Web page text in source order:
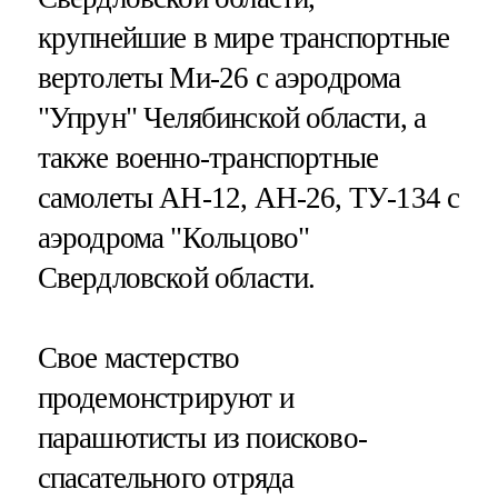
крупнейшие в мире транспортные
вертолеты Ми-26 с аэродрома
"Упрун" Челябинской области, а
также военно-транспортные
самолеты АН-12, АН-26, ТУ-134 с
аэродрома "Кольцово"
Свердловской области.
Свое мастерство
продемонстрируют и
парашютисты из поисково-
спасательного отряда